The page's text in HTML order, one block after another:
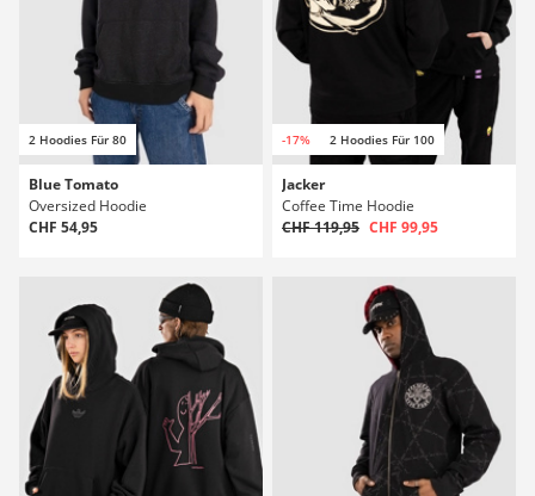
2 Hoodies Für 80
Blue Tomato
Oversized Hoodie
CHF 54,95
-17% 2 Hoodies Für 100
Jacker
Coffee Time Hoodie
CHF 119,95 CHF 99,95